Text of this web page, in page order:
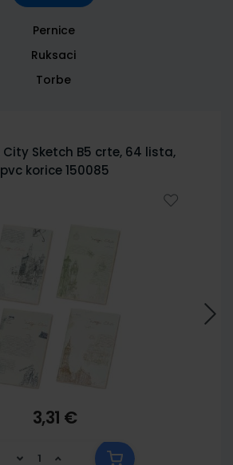
Pernice
Ruksaci
Torbe
City Sketch B5 crte, 64 lista,
pvc korice 150085
3,31 €